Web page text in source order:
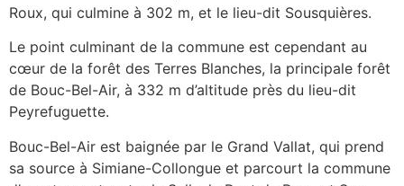
Roux, qui culmine à 302 m, et le lieu-dit Sousquières.
Le point culminant de la commune est cependant au
cœur de la forêt des Terres Blanches, la principale forêt
de Bouc-Bel-Air, à 332 m d’altitude près du lieu-dit
Peyrefuguette.
Bouc-Bel-Air est baignée par le Grand Vallat, qui prend
sa source à Simiane-Collongue et parcourt la commune